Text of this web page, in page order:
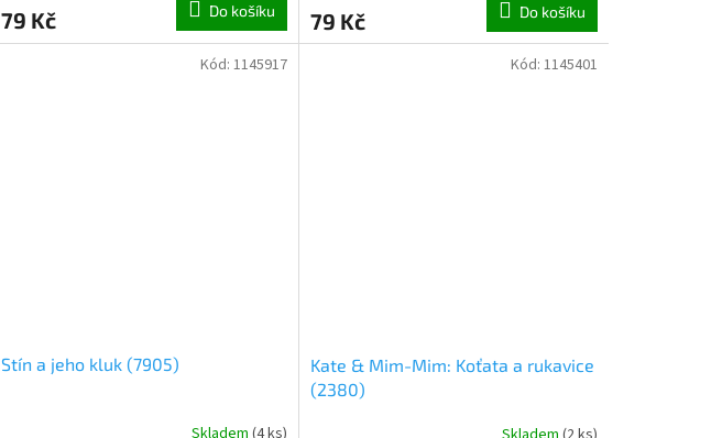
79 Kč Do košíku 79 Kč Do košíku
Stín a jeho kluk (7905)
Skladem (4 ks)
Kód: 1145917
Kate & Mim-Mim: Koťata a rukavice
(2380)
Kód: 1145401